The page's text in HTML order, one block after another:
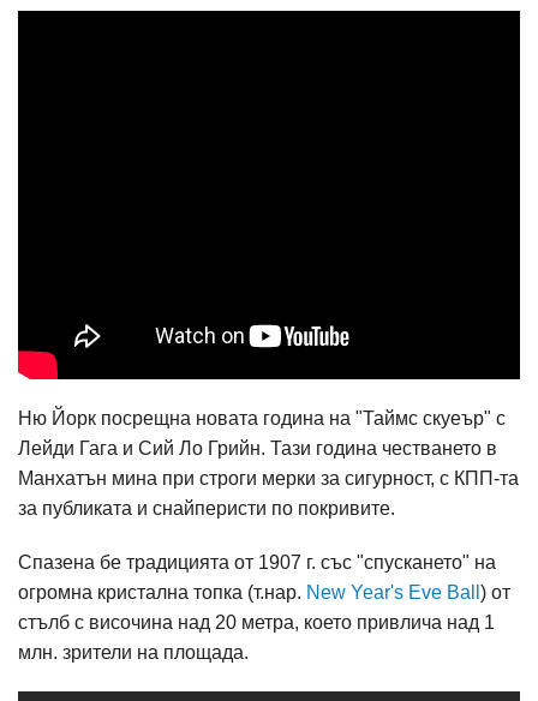
Ню Йорк посрещна новата година на "Таймс скуеър" с
Лейди Гага и Сий Ло Грийн. Тази година честването в
Манхатън мина при строги мерки за сигурност, с КПП-та
за публиката и снайперисти по покривите.
Спазена бе традицията от 1907 г. със "спускането" на
огромна кристална топка (т.нар. New Year's Eve Ball ) от
стълб с височина над 20 метра, което привлича над 1
млн. зрители на площада.